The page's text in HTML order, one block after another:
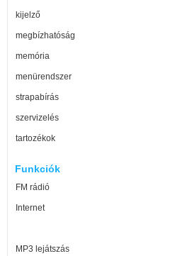
kijelző
megbízhatóság
memória
menürendszer
strapabírás
szervizelés
tartozékok
Funkciók
FM rádió
Internet
MP3 lejátszás